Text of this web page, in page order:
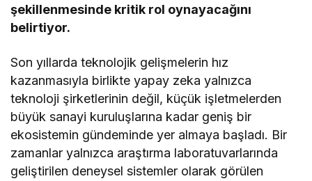
şekillenmesinde kritik rol oynayacağını
belirtiyor.
Son yıllarda teknolojik gelişmelerin hız
kazanmasıyla birlikte yapay zeka yalnızca
teknoloji şirketlerinin değil, küçük işletmelerden
büyük sanayi kuruluşlarına kadar geniş bir
ekosistemin gündeminde yer almaya başladı. Bir
zamanlar yalnızca araştırma laboratuvarlarında
geliştirilen deneysel sistemler olarak görülen